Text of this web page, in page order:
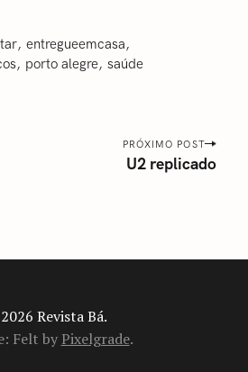
entregueemcasa
‎porto alegre ‎saúde‬
PRÓXIMO POST
U2 replicado
Revista Bá.
Felt by Pixelgrade.